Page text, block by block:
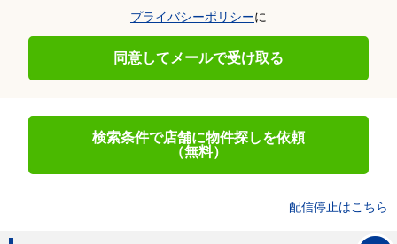
プライバシーポリシーに
同意してメールで受け取る
検索条件で店舗に物件探しを依頼
（無料）
配信停止はこちら